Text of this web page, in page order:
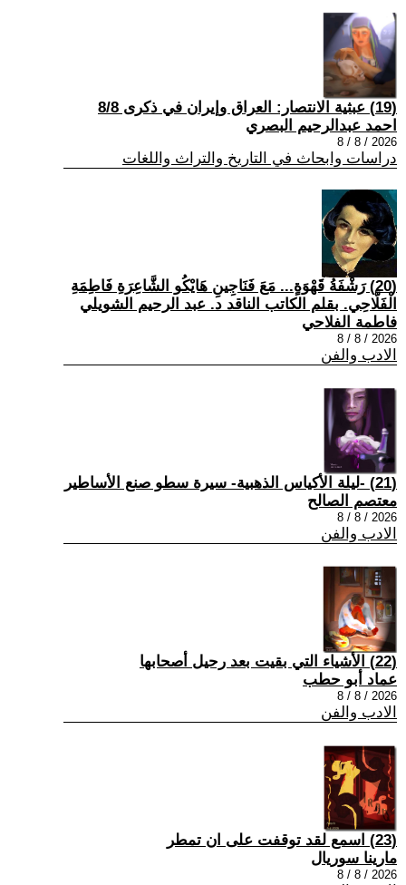
(19) عبثية الانتصار: العراق وإيران في ذكرى 8/8
احمد عبدالرحيم البصري
2026 / 8 / 8
دراسات وابحاث في التاريخ والتراث واللغات
(20) رَشْفَةُ قَهْوَةٍ... مَعَ فَنَاجِينِ هَايْكُو الشَّاعِرَةِ فَاطِمَةِ
الْفَلَّاحِي. بقلم الكاتب الناقد د. عبد الرحيم الشويلي
فاطمة الفلاحي
2026 / 8 / 8
الادب والفن
(21) -ليلة الأكياس الذهبية- سيرة سطو صنع الأساطير
معتصم الصالح
2026 / 8 / 8
الادب والفن
(22) الأشياء التي بقيت بعد رحيل أصحابها
عماد أبو حطب
2026 / 8 / 8
الادب والفن
(23) اسمع لقد توقفت على ان تمطر
مارينا سوريال
2026 / 8 / 8